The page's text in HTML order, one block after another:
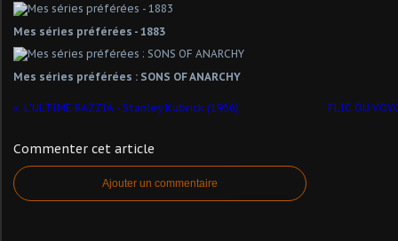
Mes séries préférées - 1883
Mes séries préférées : SONS OF ANARCHY
L'ULTIME RAZZIA - Stanley Kubrick (1956) FLIC OU
Commenter cet article
Ajouter un commentaire